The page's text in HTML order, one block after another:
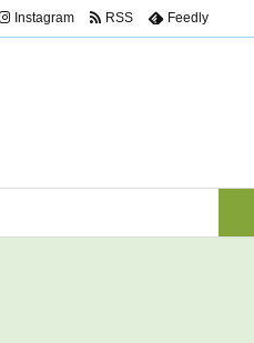
Instagram RSS Feedly